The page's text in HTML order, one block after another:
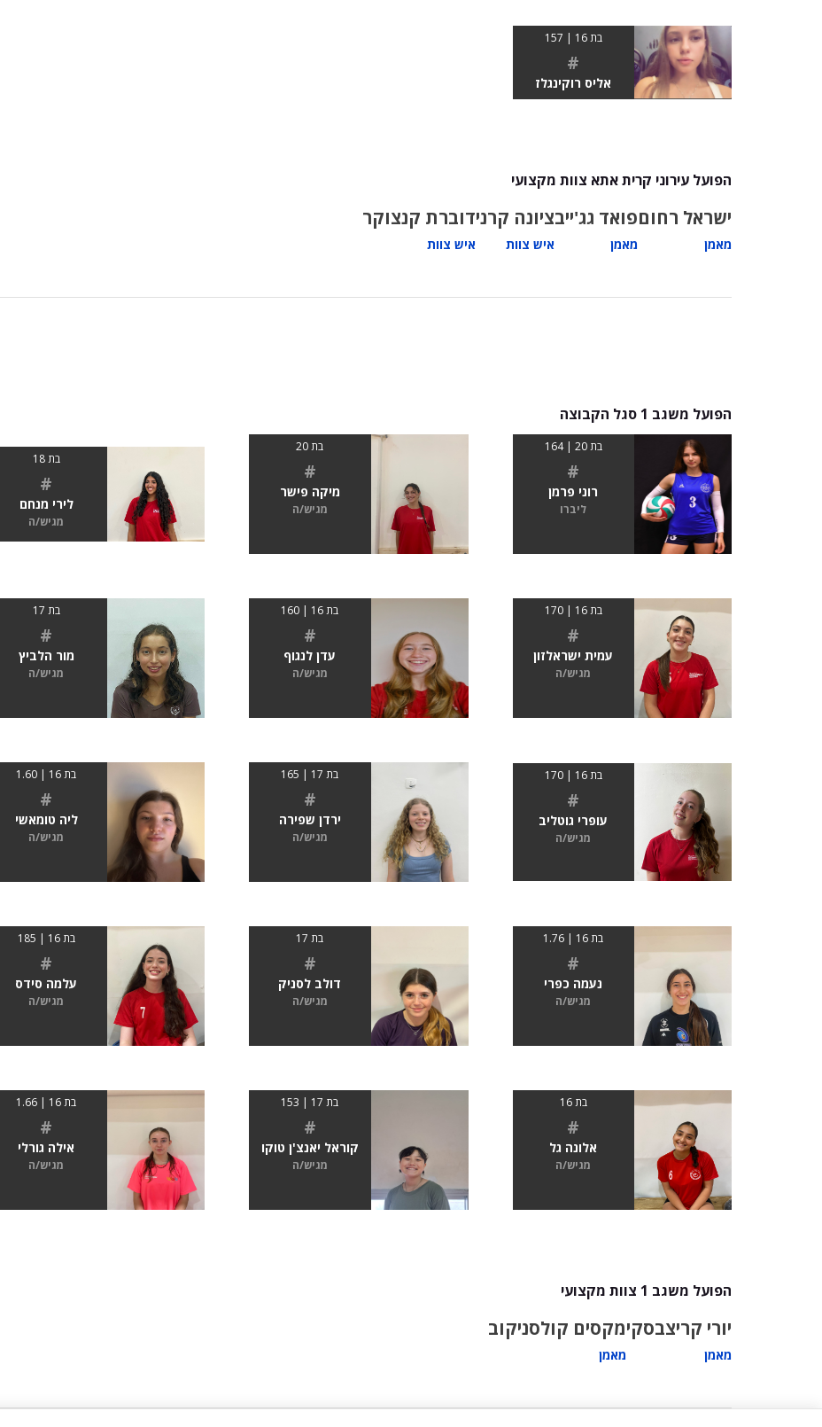
בת 16 | 157
#
אליס רוקינגלז
הפועל עירוני קרית אתא צוות מקצועי
ישראל רחום
מאמן
פואד גג'ייב
מאמן
ציונה קרני
איש צוות
דוברת קנצוקר
איש צוות
הפועל משגב 1 סגל הקבוצה
בת 20 | 164
#
רוני פרמן
ליברו
בת 20
#
מיקה פישר
מגיש/ה
בת 18
#
לירי מנחם
מגיש/ה
בת 16 | 170
#
עמית ישראלזון
מגיש/ה
בת 16 | 160
#
עדן לנגוף
מגיש/ה
בת 17
#
מור הלביץ
מגיש/ה
בת 16 | 170
#
עופרי גוטליב
מגיש/ה
בת 17 | 165
#
ירדן שפירה
מגיש/ה
בת 16 | 1.60
#
ליה טומאשי
מגיש/ה
בת 16 | 1.76
#
נעמה כפרי
מגיש/ה
בת 17
#
דולב לסניק
מגיש/ה
בת 16 | 185
#
עלמה סידס
מגיש/ה
בת 16
#
אלונה גל
מגיש/ה
בת 17 | 153
#
קוראל יאנצ'ן טוקו
מגיש/ה
בת 16 | 1.66
#
אילה גורלי
מגיש/ה
הפועל משגב 1 צוות מקצועי
יורי קריצבסקי
מאמן
מקסים קולסניקוב
מאמן